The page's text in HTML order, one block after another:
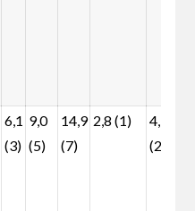
6,1
(3)
9,0
(5)
14,9
(7)
2,8 (1)
4,7
(2)